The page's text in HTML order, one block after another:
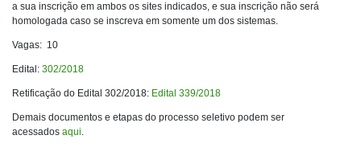
a sua inscrição em ambos os sites indicados, e sua inscrição não será
homologada caso se inscreva em somente um dos sistemas.
Vagas: 10
Edital: 302/2018
Retificação do Edital 302/2018: Edital 339/2018
Demais documentos e etapas do processo seletivo podem ser
acessados aqui.